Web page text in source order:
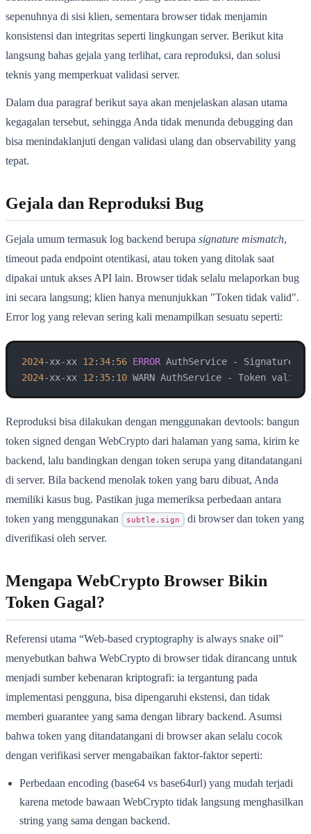
sepenuhnya di sisi klien, sementara browser tidak menjamin
konsistensi dan integritas seperti lingkungan server. Berikut kita
langsung bahas gejala yang terlihat, cara reproduksi, dan solusi
teknis yang memperkuat validasi server.
Dalam dua paragraf berikut saya akan menjelaskan alasan utama
kegagalan tersebut, sehingga Anda tidak menunda debugging dan
bisa menindaklanjuti dengan validasi ulang dan observability yang
tepat.
Gejala dan Reproduksi Bug
Gejala umum termasuk log backend berupa signature mismatch,
timeout pada endpoint otentikasi, atau token yang ditolak saat
dipakai untuk akses API lain. Browser tidak selalu melaporkan bug
ini secara langsung; klien hanya menunjukkan "Token tidak valid".
Error log yang relevan sering kali menampilkan sesuatu seperti:
2024-xx-xx 12 : 34: 56 ERROR AuthService - Signature
2024-xx-xx 12 : 35: 10 WARN AuthService - Token
Reproduksi bisa dilakukan dengan menggunakan devtools: bangun
token signed dengan WebCrypto dari halaman yang sama, kirim ke
backend, lalu bandingkan dengan token serupa yang ditandatangani
di server. Bila backend menolak token yang baru dibuat, Anda
memiliki kasus bug. Pastikan juga memeriksa perbedaan antara
token yang menggunakan
subtle.sign
di browser dan token yang
diverifikasi oleh server.
Mengapa WebCrypto Browser Bikin
Token Gagal?
Referensi utama “Web-based cryptography is always snake oil”
menyebutkan bahwa WebCrypto di browser tidak dirancang untuk
menjadi sumber kebenaran kriptografi: ia tergantung pada
implementasi pengguna, bisa dipengaruhi ekstensi, dan tidak
memberi guarantee yang sama dengan library backend. Asumsi
bahwa token yang ditandatangani di browser akan selalu cocok
dengan verifikasi server mengabaikan faktor-faktor seperti:
Perbedaan encoding (base64 vs base64url) yang mudah terjadi
karena metode bawaan WebCrypto tidak langsung menghasilkan
string yang sama dengan backend.